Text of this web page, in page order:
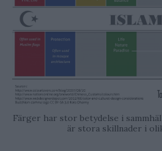
Färger har stor betydelse i
är stora skillnader i